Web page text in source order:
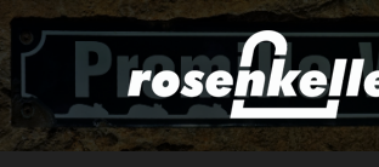
Zum
Inhalt
springen